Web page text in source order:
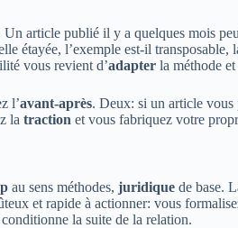
Un article publié il y a quelques mois
étayée, l’exemple est-il transposable,
vous revient d’adapter la méthode et
l’avant-après. Deux: si un article vous
la traction et vous fabriquez votre
au sens méthodes, juridique de base.
et rapide à actionner: vous
la suite de la relation.